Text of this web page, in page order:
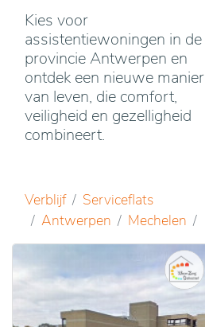
Kies voor
assistentiewoningen in de
provincie Antwerpen en
ontdek een nieuwe manier
van leven, die comfort,
veiligheid en gezelligheid
combineert.
Verblijf
Serviceflats
Antwerpen
Mechelen